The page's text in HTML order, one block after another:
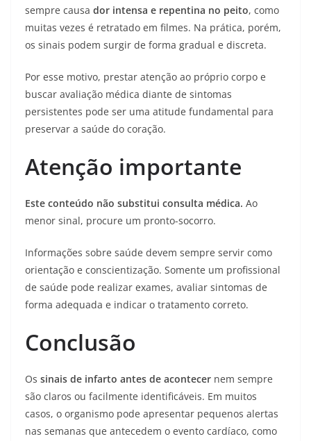
sempre causa dor intensa e repentina no peito, como
muitas vezes é retratado em filmes. Na prática, porém,
os sinais podem surgir de forma gradual e discreta.
Por esse motivo, prestar atenção ao próprio corpo e
buscar avaliação médica diante de sintomas
persistentes pode ser uma atitude fundamental para
preservar a saúde do coração.
Atenção importante
Este conteúdo não substitui consulta médica. Ao
menor sinal, procure um pronto-socorro.
Informações sobre saúde devem sempre servir como
orientação e conscientização. Somente um profissional
de saúde pode realizar exames, avaliar sintomas de
forma adequada e indicar o tratamento correto.
Conclusão
Os sinais de infarto antes de acontecer nem sempre
são claros ou facilmente identificáveis. Em muitos
casos, o organismo pode apresentar pequenos alertas
nas semanas que antecedem o evento cardíaco, como